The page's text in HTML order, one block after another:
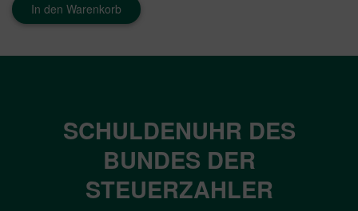
In den Warenkorb
SCHULDENUHR DES
BUNDES DER
STEUERZAHLER